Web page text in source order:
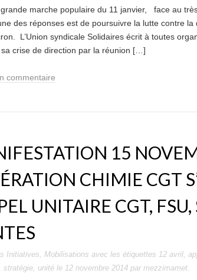
marche populaire du 11 janvier, face au
des réponses est de poursuivre la lutte contre
L’Union syndicale Solidaires écrit à toutes
crise de direction par la réunion […]
commentaire
15
CHIMIE CGT
UNITAIRE CGT,
Initiatives, Mobilisations avec les étiquettes 12 avril,
stratégie, unité le 12 novembre 2014 par mezzimamet.